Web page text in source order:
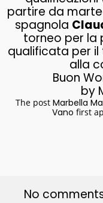
partire da
spagnola
torneo per la
qualificata per il
alla
Buon
by
The post Marbella
Vano first
No